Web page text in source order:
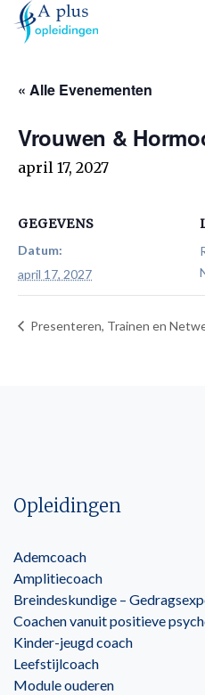
« Alle Evenementen
Vrouwen &
april 17, 2027
GEGEVENS
Datum:
april 17, 2027
Presenteren, Trainen en
Opleidingen
Ademcoach
Amplitiecoach
Breindeskundige –
Coachen vanuit positieve
Kinder-jeugd coach
Leefstijlcoach
Module ouderen